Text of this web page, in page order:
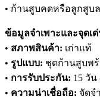
• ก้านสูบคดหรือลูกสูบ
ข้อมูลจำเพาะและจุดเ
• สภาพสินค้า: เก่าแท้
• รูปแบบ: ชุดก้านสูบพร้
• การรับประกัน: 15 วัน
• ความน่าเชื่อถือ: จัดจ